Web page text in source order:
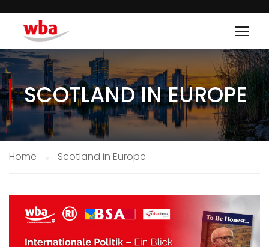
SCOTLAND IN EUROPE
Home Scotland in Europe